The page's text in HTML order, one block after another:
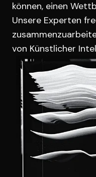
können, einen
Unsere Experten
von Künstlicher